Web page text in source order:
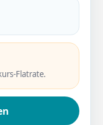
Flatrate.